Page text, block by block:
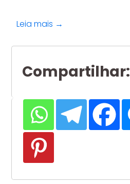
Leia mais →
Compartilhar: